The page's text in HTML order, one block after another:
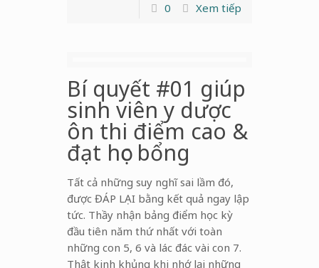
0 Xem tiếp
Bí quyết #01 giúp
sinh viên y dược
ôn thi điểm cao &
đạt học bổng
Tất cả những suy nghĩ sai lầm đó,
được ĐÁP LẠI bằng kết quả ngay lập
tức. Thầy nhận bảng điểm học kỳ
đầu tiên năm thứ nhất với toàn
những con 5, 6 và lác đác vài con 7.
Thật kinh khủng khi nhớ lại những